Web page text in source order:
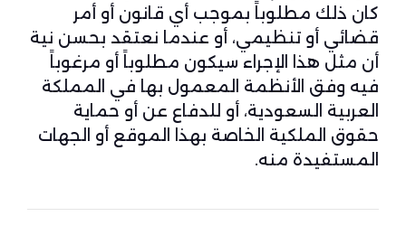
كان ذلك مطلوباً بموجب أي قانون أو أمر
قضائي أو تنظيمي، أو عندما نعتقد بحسن نية
أن مثل هذا الإجراء سيكون مطلوباً أو مرغوباً
فيه وفق الأنظمة المعمول بها في المملكة
العربية السعودية، أو للدفاع عن أو حماية
حقوق الملكية الخاصة بهذا الموقع أو الجهات
المستفيدة منه.